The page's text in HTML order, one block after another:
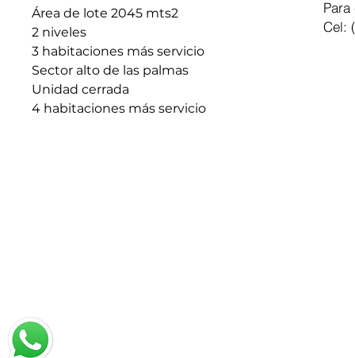
Área de lote 2045 mts2
2 niveles
3 habitaciones más servicio
Sector alto de las palmas
Unidad cerrada
4 habitaciones más servicio
Cel: